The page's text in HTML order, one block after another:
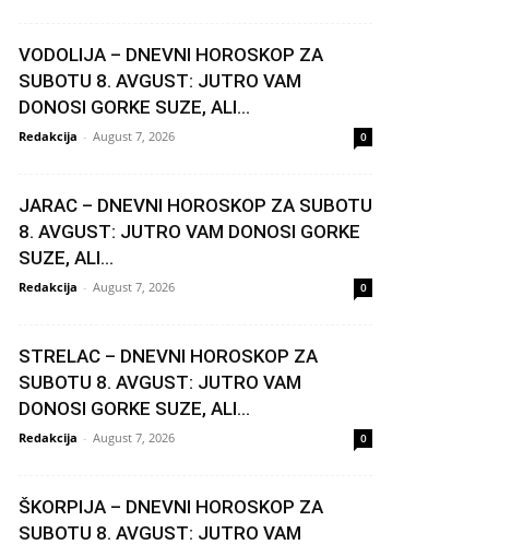
VODOLIJA – DNEVNI HOROSKOP ZA
SUBOTU 8. AVGUST: JUTRO VAM
DONOSI GORKE SUZE, ALI...
Redakcija - August 7, 2026 0
JARAC – DNEVNI HOROSKOP ZA SUBOTU
8. AVGUST: JUTRO VAM DONOSI GORKE
SUZE, ALI...
Redakcija - August 7, 2026 0
STRELAC – DNEVNI HOROSKOP ZA
SUBOTU 8. AVGUST: JUTRO VAM
DONOSI GORKE SUZE, ALI...
Redakcija - August 7, 2026 0
ŠKORPIJA – DNEVNI HOROSKOP ZA
SUBOTU 8. AVGUST: JUTRO VAM